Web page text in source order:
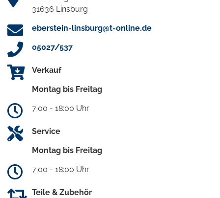
31636 Linsburg
eberstein-linsburg@t-online.de
05027/537
Verkauf
Montag bis Freitag
7:00 - 18:00 Uhr
Service
Montag bis Freitag
7:00 - 18:00 Uhr
Teile & Zubehör